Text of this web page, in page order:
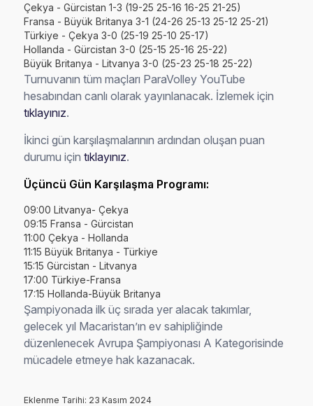
Çekya - Gürcistan 1-3 (19-25 25-16 16-25 21-25)
Fransa - Büyük Britanya 3-1 (24-26 25-13 25-12 25-21)
Türkiye - Çekya 3-0 (25-19 25-10 25-17)
Hollanda - Gürcistan 3-0 (25-15 25-16 25-22)
Büyük Britanya - Litvanya 3-0 (25-23 25-18 25-22)
Turnuvanın tüm maçları ParaVolley YouTube
hesabından canlı olarak yayınlanacak. İzlemek için
tıklayınız.
İkinci gün karşılaşmalarının ardından oluşan puan
durumu içintıklayınız.
Üçüncü Gün Karşılaşma Programı:
09:00 Litvanya- Çekya
09:15 Fransa - Gürcistan
11:00 Çekya - Hollanda
11:15 Büyük Britanya - Türkiye
15:15 Gürcistan - Litvanya
17:00 Türkiye-Fransa
17:15 Hollanda-Büyük Britanya
Şampiyonada ilk üç sırada yer alacak takımlar,
gelecek yıl Macaristan’ın ev sahipliğinde
düzenlenecek Avrupa Şampiyonası A Kategorisinde
mücadele etmeye hak kazanacak.
Eklenme Tarihi: 23 Kasım 2024